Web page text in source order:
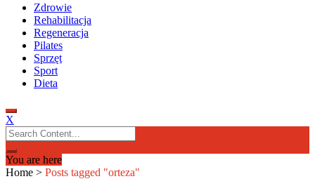
Zdrowie
Rehabilitacja
Regeneracja
Pilates
Sprzęt
Sport
Dieta
X
Search
for:
You are here
Home > Posts tagged "orteza"